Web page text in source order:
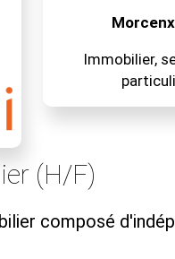
Immobilier,
(H/F)
composé